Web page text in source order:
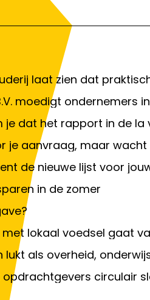
laat zien dat
moedigt ondernemers
je dat het rapport in de la
je aanvraag, maar
de nieuwe lijst voor
in de zomer
lokaal voedsel gaat
als overheid,
circulair